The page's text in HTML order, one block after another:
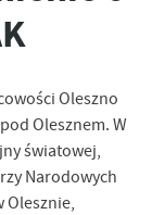
Oleszno
Olesznem. W
światowej,
Narodowych
Olesznie,
komfort
dopasowanie
zgody na